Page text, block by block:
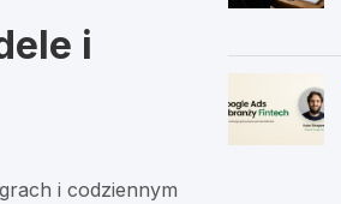
i
i codziennym